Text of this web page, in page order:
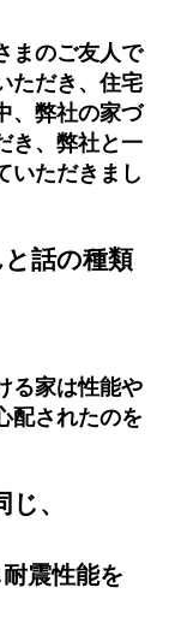
まのご友人で
ただき、住宅
弊社の家づ
、 弊社と一
いただきまし
話の種類
る家は性能や
配されたのを
、
震性能を